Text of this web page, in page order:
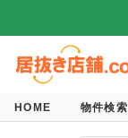
HOME 物件検索